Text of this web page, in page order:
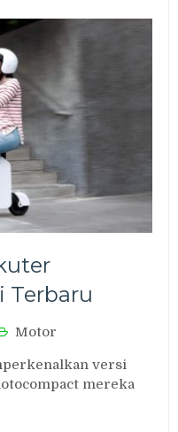
Terbaru
Motor
versi
mereka